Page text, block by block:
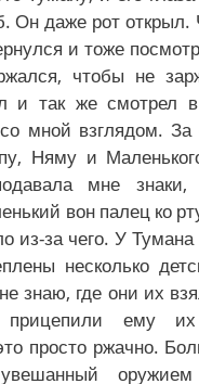
Он даже рот открыл.
и тоже
чтобы не
и так же смотрел
мной взглядом. За
Няму и
мне
вон палец ко
из-за чего. У Тумана
несколько
знаю, где они их
ему
просто ржачно.
увешанный